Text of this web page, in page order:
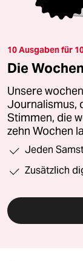
10 Ausgaben für
Die
Unsere
Journalismus,
Stimmen, die
zehn Wochen
Jeden
Zusätzlich